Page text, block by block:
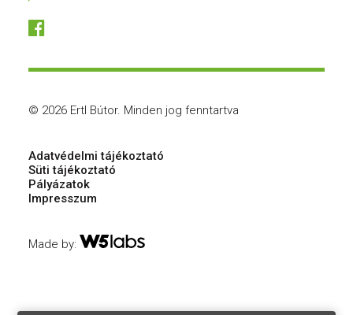
© 2026 Ertl Bútor. Minden jog fenntartva
Adatvédelmi tájékoztató
Süti tájékoztató
Pályázatok
Impresszum
Made by: